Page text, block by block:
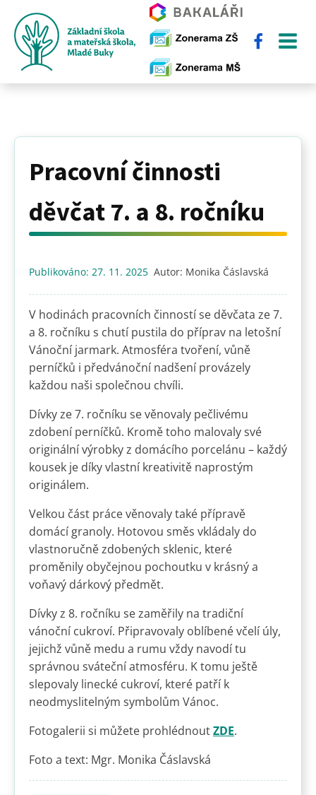
Pracovní činnosti
děvčat 7. a 8. ročníku
Publikováno: 27. 11. 2025 Autor: Monika Čáslavská
V hodinách pracovních činností se děvčata ze 7.
a 8. ročníku s chutí pustila do příprav na letošní
Vánoční jarmark. Atmosféra tvoření, vůně
perníčků i předvánoční nadšení provázely
každou naši společnou chvíli.
Dívky ze 7. ročníku se věnovaly pečlivému
zdobení perníčků. Kromě toho malovaly své
originální výrobky z domácího porcelánu – každý
kousek je díky vlastní kreativitě naprostým
originálem.
Velkou část práce věnovaly také přípravě
domácí granoly. Hotovou směs vkládaly do
vlastnoručně zdobených sklenic, které
proměnily obyčejnou pochoutku v krásný a
voňavý dárkový předmět.
Dívky z 8. ročníku se zaměřily na tradiční
vánoční cukroví. Připravovaly oblíbené včelí úly,
jejichž vůně medu a rumu vždy navodí tu
správnou sváteční atmosféru. K tomu ještě
slepovaly linecké cukroví, které patří k
neodmyslitelným symbolům Vánoc.
Fotogalerii si můžete prohlédnoutZDE.
Foto a text: Mgr. Monika Čáslavská